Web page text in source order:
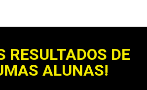
RESULTADOS DE
ALUNAS!